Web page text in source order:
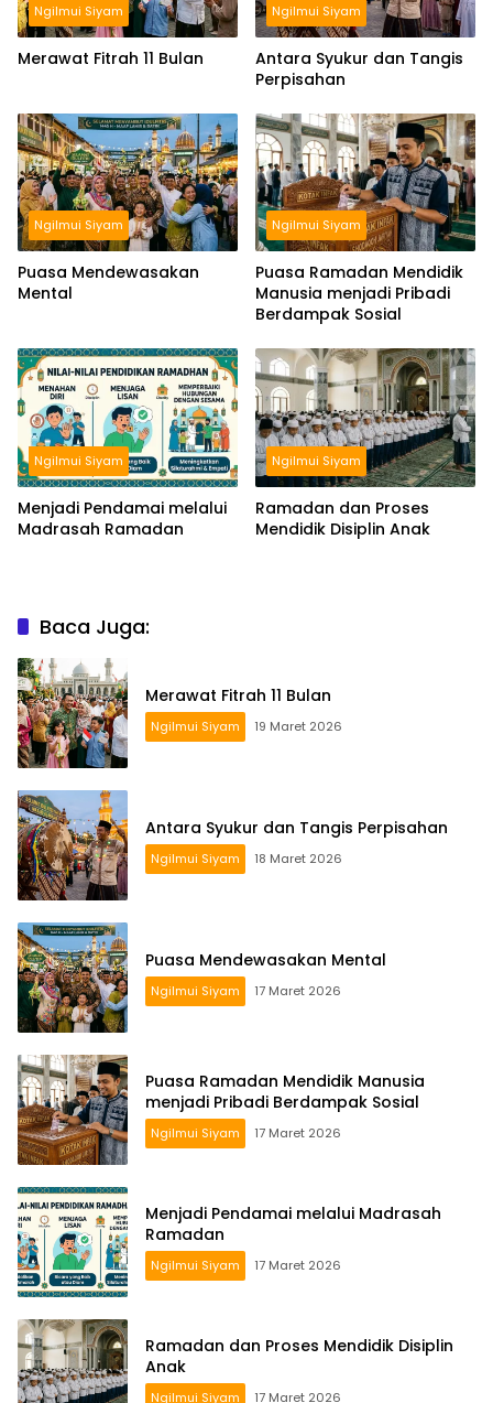
Ngilmui Siyam
Merawat Fitrah 11 Bulan
Ngilmui Siyam
Antara Syukur dan Tangis
Perpisahan
Ngilmui Siyam
Puasa Mendewasakan
Mental
Ngilmui Siyam
Puasa Ramadan Mendidik
Manusia menjadi Pribadi
Berdampak Sosial
Ngilmui Siyam
Menjadi Pendamai melalui
Madrasah Ramadan
Ngilmui Siyam
Ramadan dan Proses
Mendidik Disiplin Anak
Baca Juga:
Merawat Fitrah 11 Bulan
Ngilmui Siyam 19 Maret 2026
Antara Syukur dan Tangis Perpisahan
Ngilmui Siyam 18 Maret 2026
Puasa Mendewasakan Mental
Ngilmui Siyam 17 Maret 2026
Puasa Ramadan Mendidik Manusia
menjadi Pribadi Berdampak Sosial
Ngilmui Siyam 17 Maret 2026
Menjadi Pendamai melalui Madrasah
Ramadan
Ngilmui Siyam 17 Maret 2026
Ramadan dan Proses Mendidik Disiplin
Anak
Ngilmui Siyam 17 Maret 2026